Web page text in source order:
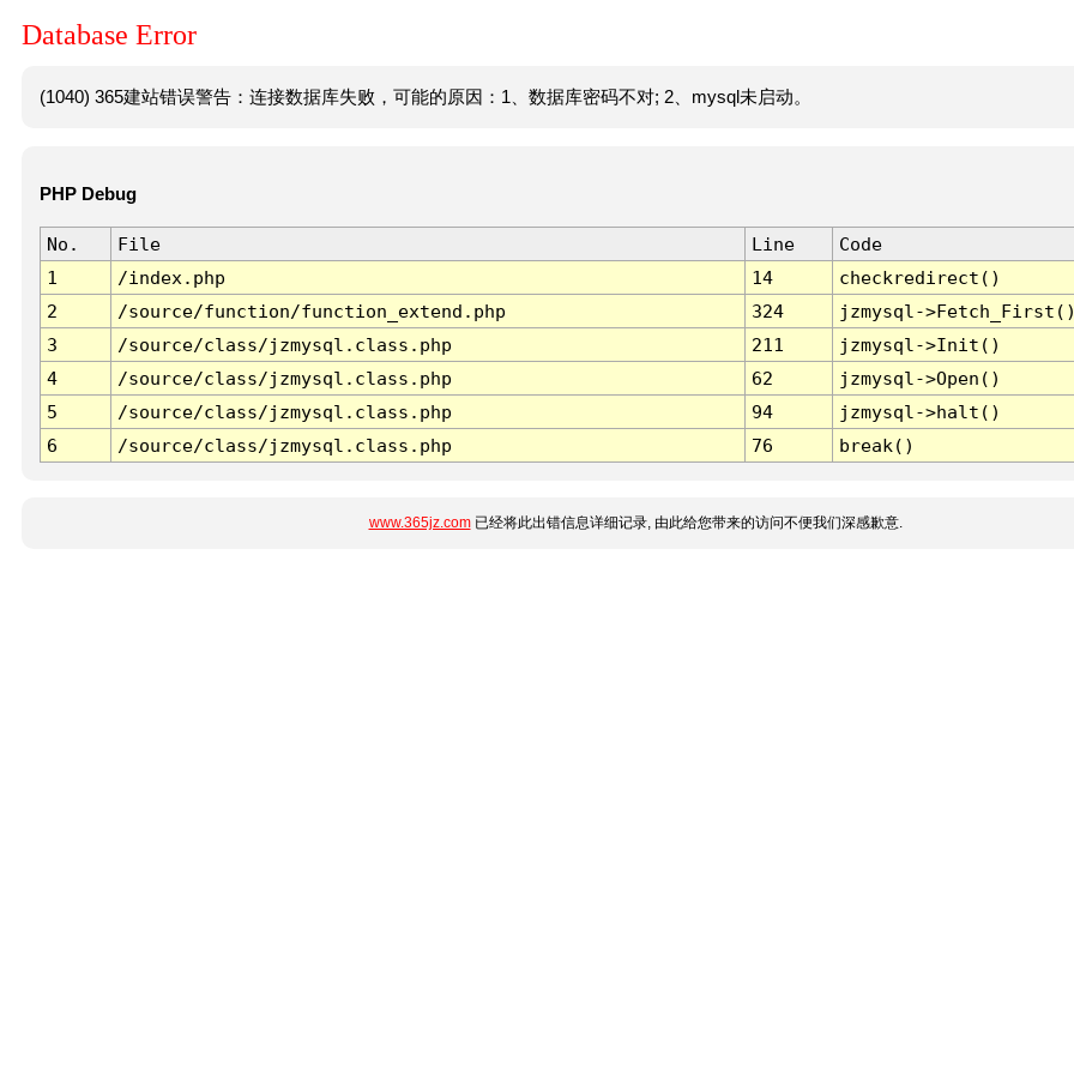
Database Error
(1040) 365建站错误警告：连接数据库失败，可能的原因：1、数据库密码不对; 2、mysql未启动。
PHP Debug
No. File Line
Code
1
/index.php 14
checkredirect()
2
/source/function/function_extend.php 324
jzmysql-
3
/source/class/jzmysql.class.php 211
jzmysql->Init()
4
/source/class/jzmysql.class.php 62
jzmysql->Open()
5
/source/class/jzmysql.class.php 94
jzmysql->halt()
6
/source/class/jzmysql.class.php 76 break()
www.365jz.com已经将此出错信息详细记录, 由此给您带来的访问不便我们深感歉意.